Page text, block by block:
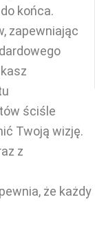
końca.
zapewniając
ściśle
Twoją wizję.
z
że każdy